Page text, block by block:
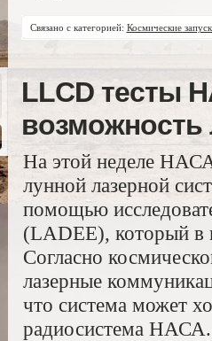
Связано с категорией: Космические
LLCD тесты
возможность
На этой неделе НАСА
лунной лазерной
помощью
(LADEE), который в
Согласно
лазерные
что система может
радиосистема НАСА.